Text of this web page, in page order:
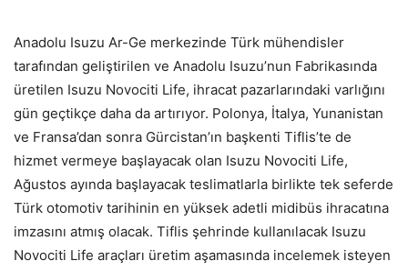
Anadolu Isuzu Ar-Ge merkezinde Türk mühendisler
tarafından geliştirilen ve Anadolu Isuzu’nun Fabrikasında
üretilen Isuzu Novociti Life, ihracat pazarlarındaki varlığını
gün geçtikçe daha da artırıyor. Polonya, İtalya, Yunanistan
ve Fransa’dan sonra Gürcistan’ın başkenti Tiflis’te de
hizmet vermeye başlayacak olan Isuzu Novociti Life,
Ağustos ayında başlayacak teslimatlarla birlikte tek seferde
Türk otomotiv tarihinin en yüksek adetli midibüs ihracatına
imzasını atmış olacak. Tiflis şehrinde kullanılacak Isuzu
Novociti Life araçları üretim aşamasında incelemek isteyen